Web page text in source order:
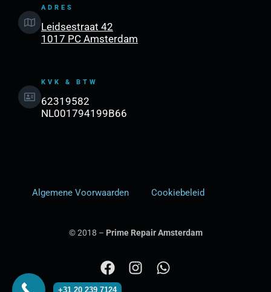
ADRES
Leidsestraat 42
1017 PC Amsterdam
KVK & BTW
62319582
NL001794199B66
Algemene Voorwaarden Cookiebeleid
© 2018 – Prime Repair Amsterdam
F
a
I W
+31 20 239 7124